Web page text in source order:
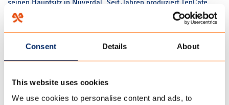
Consent Details About
This website uses cookies
We use cookies to personalise content and ads, to
seinen Hauptsitz in Nijverdal. Seit Jahren produziert TenCate
Outdoor Fabrics das bekannte Zelt- und Sonnenschutzgewebe
an der P.C. Stamstraat 19 im niederländischen Nijverdal. Tel. +31